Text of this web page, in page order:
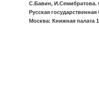
С.Бавин, И.Семибратова.
Русская государственная
Москва: Книжная палата